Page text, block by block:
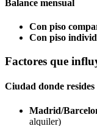
Balance mensual
Con piso
Con piso
Factores que
Ciudad donde resides
Madrid/
alquiler)